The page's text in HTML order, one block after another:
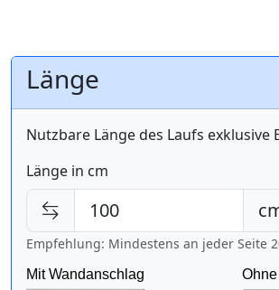
Länge
Nutzbare Länge des Laufs exklusive
Länge in cm
Empfehlung: Mindestens an jeder Seite